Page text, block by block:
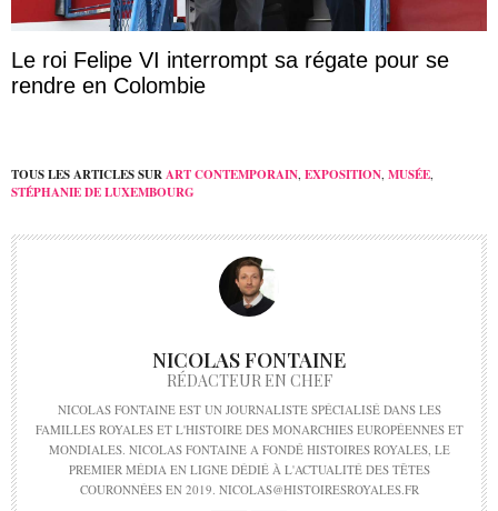
Le roi Felipe VI interrompt sa régate pour se
rendre en Colombie
TOUS LES ARTICLES SURART CONTEMPORAIN EXPOSITION MUSÉE
STÉPHANIE DE LUXEMBOURG
NICOLAS FONTAINE
RÉDACTEUR EN CHEF
NICOLAS FONTAINE EST UN JOURNALISTE SPÉCIALISÉ DANS LES
FAMILLES ROYALES ET L'HISTOIRE DES MONARCHIES EUROPÉENNES ET
MONDIALES. NICOLAS FONTAINE A FONDÉ HISTOIRES ROYALES, LE
PREMIER MÉDIA EN LIGNE DÉDIÉ À L'ACTUALITÉ DES TÊTES
COURONNÉES EN 2019. NICOLAS@HISTOIRESROYALES.FR